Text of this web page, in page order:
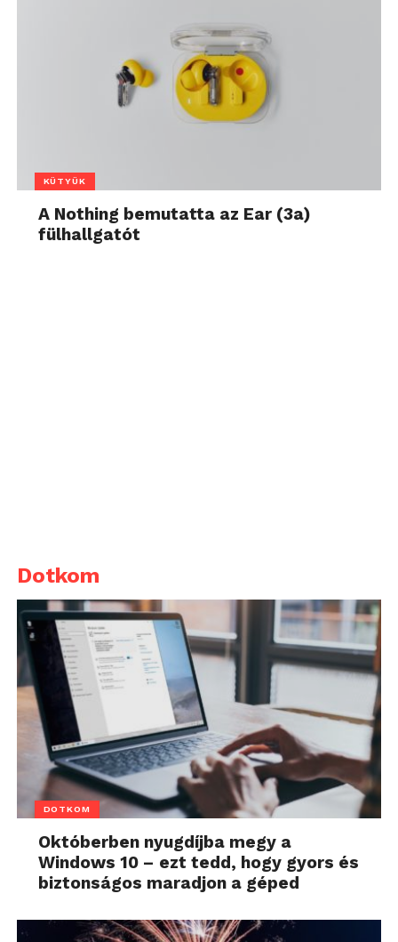
KÜTYÜK
A Nothing bemutatta az Ear (3a)
fülhallgatót
Dotkom
DOTKOM
Októberben nyugdíjba megy a
Windows 10 – ezt tedd, hogy gyors és
biztonságos maradjon a géped